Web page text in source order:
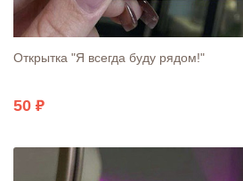
Открытка "Я всегда буду рядом!"
50